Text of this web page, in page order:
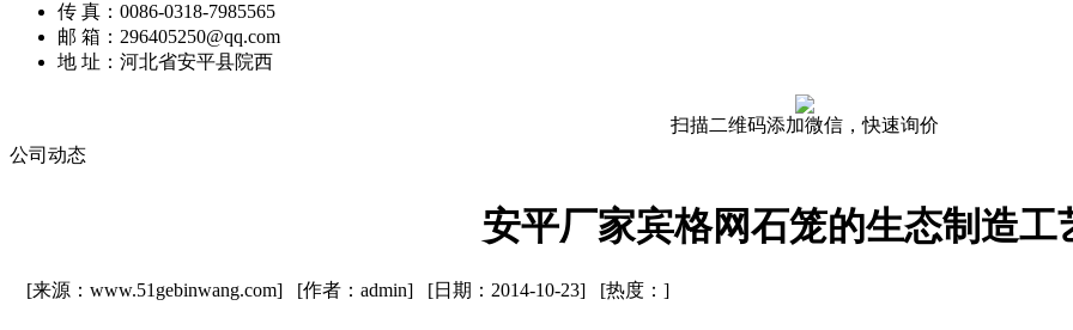
传 真：0086-0318-7985565
邮 箱：296405250@qq.com
地 址：河北省安平县院西
扫描二维码添加微信，快速询价
公司动态
安平厂家宾格网石笼的生态制造工
[来源：www.51gebinwang.com] [作者：admin] [日期：2014-10-23] [热度： ]